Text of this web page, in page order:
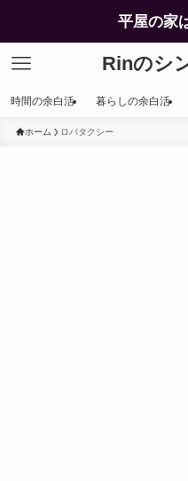
平屋の家
Rinのシ
時間の余白活 暮らしの余白活
ホーム ロバタクシー